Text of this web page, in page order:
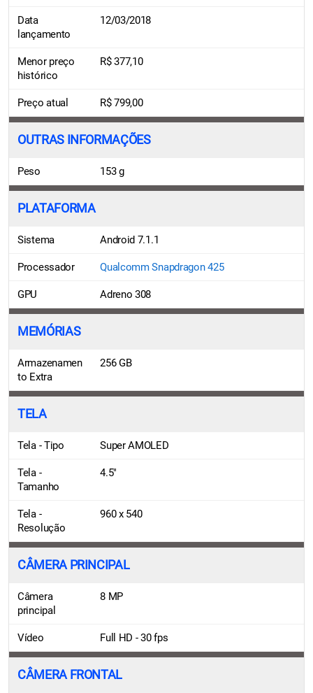
Data
lançamento
12/03/2018
Menor preço
histórico
R$ 377,10
Preço atual R$ 799,00
OUTRAS INFORMAÇÕES
Peso 153 g
PLATAFORMA
Sistema Android 7.1.1
Processador Qualcomm Snapdragon 425
GPU Adreno 308
MEMÓRIAS
Armazenamen
to Extra
256 GB
TELA
Tela - Tipo Super AMOLED
Tela -
Tamanho
4.5"
Tela -
Resolução
960 x 540
CÂMERA PRINCIPAL
Câmera
principal
8 MP
Vídeo Full HD - 30 fps
CÂMERA FRONTAL